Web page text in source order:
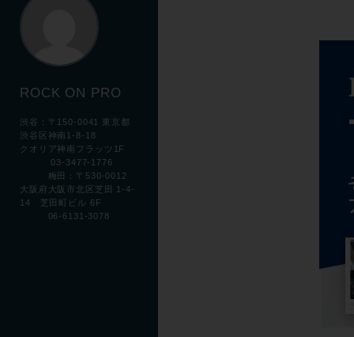
ROCK ON PRO
渋谷：〒150-0041 東京都
渋谷区神南1-8-18
クオリア神南フラッツ1F
03-3477-1776
梅田：〒530-0012
大阪府大阪市北区芝田 1-4-
14 芝田町ビル 6F
06-6131-3078